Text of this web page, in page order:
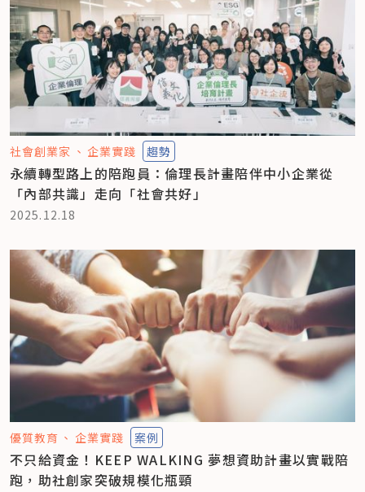
社會創業家 企業實踐 趨勢
永續轉型路上的陪跑員：倫理長計畫陪伴中小企業從
「內部共識」走向「社會共好」
2025.12.18
優質教育 企業實踐 案例
不只給資金！KEEP WALKING 夢想資助計畫以實戰陪
跑，助社創家突破規模化瓶頸